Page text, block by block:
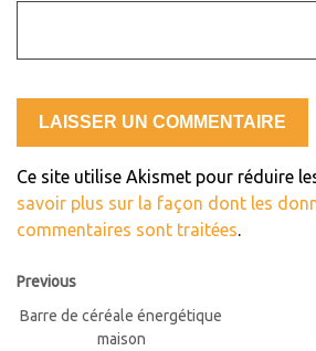
Ce site utilise Akismet pour réduire
savoir plus sur la façon dont les
commentaires sont traitées.
Previous
Barre de céréale énergétique
maison